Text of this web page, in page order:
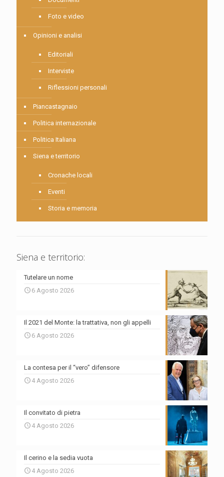
Foto e video
Opinioni e analisi
Editoriali
Interviste
Riflessioni personali
Piancastagnaio
Politica internazionale
Politica Italiana
Siena e territorio
Cronache locali
Eventi
Storia e memoria
Siena e territorio:
Tutelare un nome
6 Agosto 2026
Il 2021 del Monte: la trattativa, non gli appelli
6 Agosto 2026
La contesa per il “vero” difensore
4 Agosto 2026
Il convitato di pietra
4 Agosto 2026
Il cerino e la sedia vuota
4 Agosto 2026